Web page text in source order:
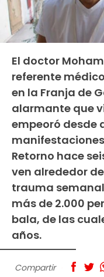
El doctor
referente
en la Franja de
alarmante que
empeoró desde
Retorno hace
ven alrededor
trauma
más de 2.000
bala, de las
años.
Compartir